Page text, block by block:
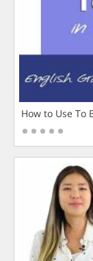
How to Use To